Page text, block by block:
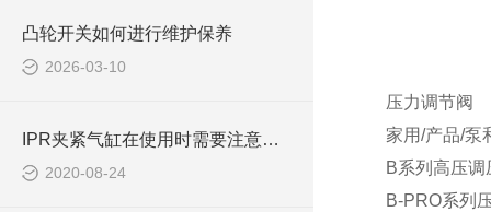
凸轮开关如何进行维护保养
2026-03-10
IPR夹紧气缸在使用时需要注意哪些事项？
2020-08-24
压力调节阀
家用/产品/泵
B系列高压
B-PRO系列